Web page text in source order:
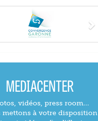
MEDIACENTER
vidéos, press room...
mettons à votre disposition